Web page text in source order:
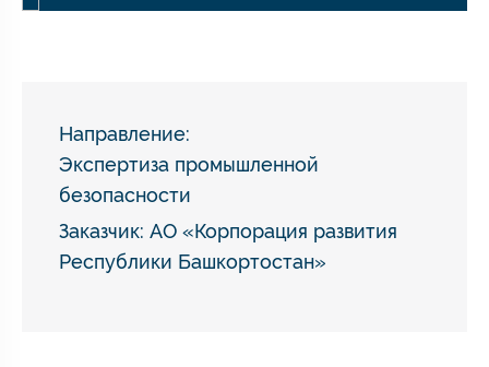
Направление:
Экспертиза промышленной
безопасности
Заказчик: АО «Корпорация развития
Республики Башкортостан»